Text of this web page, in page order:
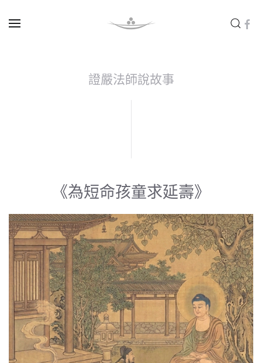
證嚴法師說故事
《為短命孩童求延壽》